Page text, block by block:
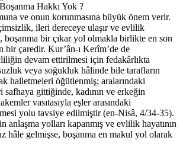
Hakkı Yok ?
ve onun korunmasına büyük önem verir.
ileri dereceye ulaşır ve evlilik
boşanma bir çıkar yol olmakla birlikte en son
bir çaredir. Kur’ân-ı Kerîm’de de
devam ettirilmesi için fedakârlıkta
veya soğukluk hâlinde bile tarafların
halletmeleri öğütlenmiş; aralarındaki
safhaya gittiğinde, kadının ve erkeğin
vasıtasıyla eşler arasındaki
yolu tavsiye edilmiştir (en-Nisâ, 4/34-35).
anlaşma yolları kapanmış ve evlilik hayatının
hâle gelmişse, boşanma en makul yol olarak